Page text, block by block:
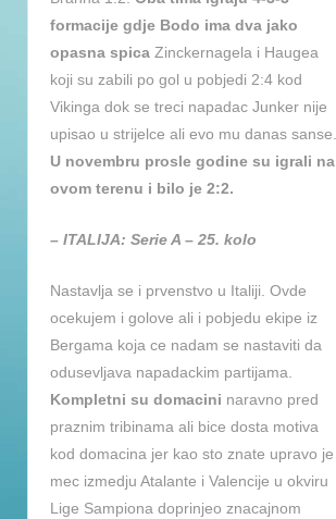
formacije gdje Bodo ima dva jako
opasna spica Zinckernagela i Haugea
koji su zabili po gol u pobjedi 2:4 kod
Vikinga dok se treci napadac Junker nije
upisao u strijelce ali evo mu danas sanse.
U novembru prosle godine su igrali na
ovom terenu i bilo je 2:2.
– ITALIJA: Serie A – 25. kolo
Nastavlja se i prvenstvo u Italiji. Ovde
ocekujem i golove ali i pobjedu ekipe iz
Bergama koja ce nadam se nastaviti da
odusevljava napadackim partijama.
Kompletni su domacini naravno pred
praznim tribinama ali bice dosta motiva
kod domacina jer kao sto znate upravo je
mec izmedju Atalante i Valencije u okviru
Lige Sampiona doprinjeo znacajnom